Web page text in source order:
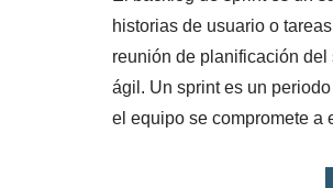
historias de usuario o
reunión de planificación
ágil. Un sprint es un
el equipo se compromete a